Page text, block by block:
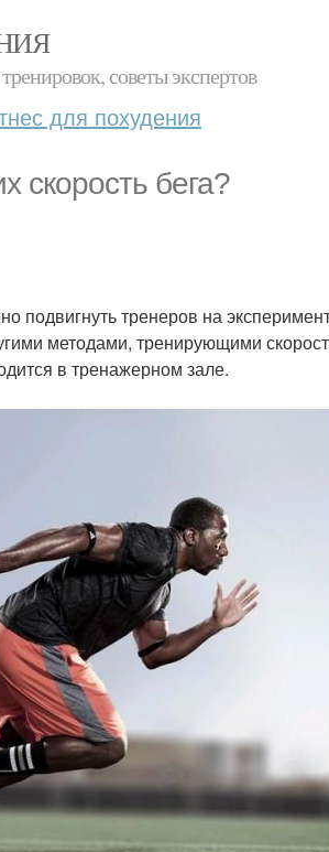
советы экспертов
для похудения
скорость бега?
подвигнуть тренеров на
методами, тренирующими
в тренажерном зале.